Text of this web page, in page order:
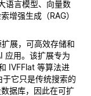
语言模型、向量数
增强生成（RAG）
展，可高效存储和
应用。该扩展专为
IVFFlat 等算法进
它只是传统搜索的
据库，因此在可扩